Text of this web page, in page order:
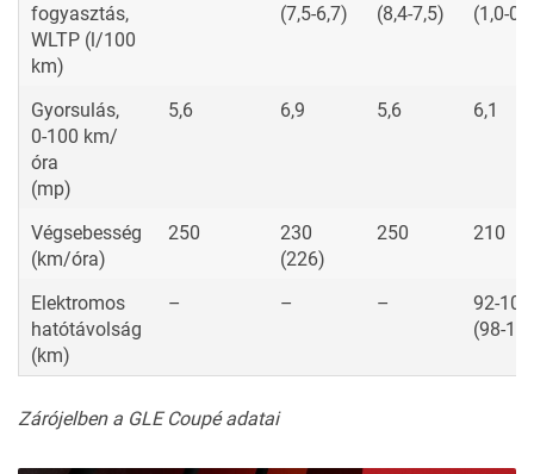
fogyasztás,
WLTP (l/100
km)
(7,5-6,7)
(8,4-7,5)
(1,0-
Gyorsulás,
0-100 km/
óra
(mp)
5,6 6,9 5,6 6,1
Végsebesség
(km/óra)
250
230
(226)
250 210
Elektromos
hatótávolság
(km)
– – –
92-105
(98-
Zárójelben a GLE Coupé adatai